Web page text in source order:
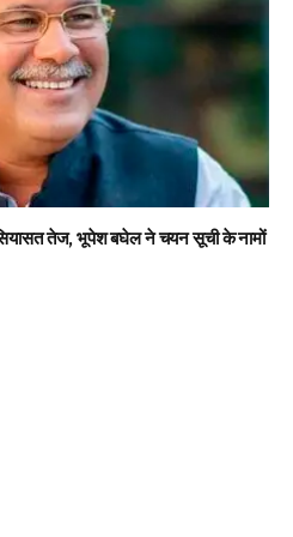
सियासत तेज, भूपेश बघेल ने चयन सूची के नामों